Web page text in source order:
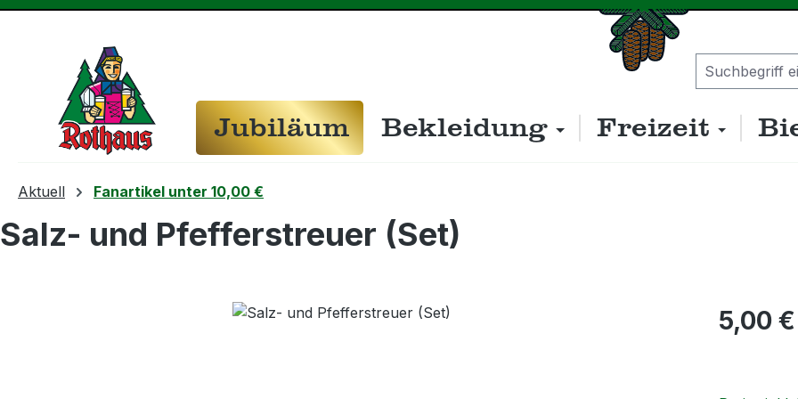
Jubiläum Bekleidung Freizeit
Aktuell Fanartikel unter 10,00 €
Salz- und Pfefferstreuer (Set)
Regulärer
5,00 €